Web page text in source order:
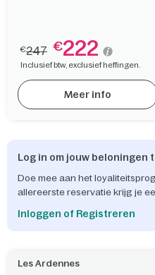
€247 €222
Inclusief btw, exclusief heffingen.
Meer info
Log in om jouw beloningen
Doe mee aan het
allereerste reservatie krijg je
Inloggen of Registreren
Les Ardennes